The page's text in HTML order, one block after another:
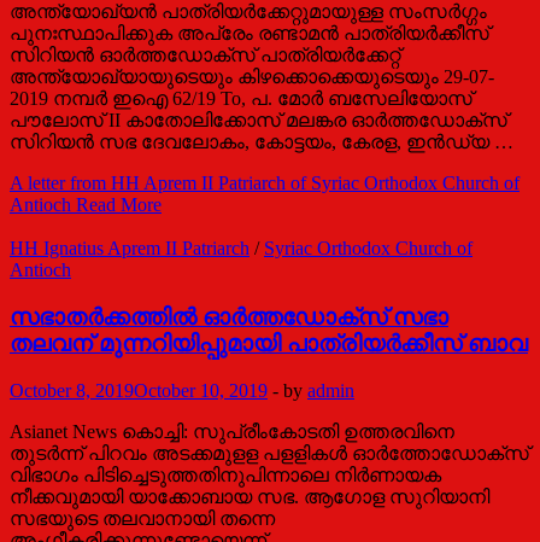
അന്ത്യോഖ്യന്‍ പാത്രിയര്‍ക്കേറ്റുമായുള്ള സംസര്‍ഗ്ഗം
പുനഃസ്ഥാപിക്കുക അപ്രേം രണ്ടാമന്‍ പാത്രിയര്‍ക്കീസ്
സിറിയന്‍ ഓര്‍ത്തഡോക്സ് പാത്രിയര്‍ക്കേറ്റ്
അന്ത്യോഖ്യായുടെയും കിഴക്കൊക്കെയുടെയും 29-07-
2019 നമ്പര്‍ ഇഐ 62/19 To, പ. മോര്‍ ബസേലിയോസ്
പൗലോസ് II കാതോലിക്കോസ് മലങ്കര ഓര്‍ത്തഡോക്സ്
സിറിയന്‍ സഭ ദേവലോകം, കോട്ടയം, കേരള, ഇന്‍ഡ്യ …
A letter from HH Aprem II Patriarch of Syriac Orthodox Church of
Antioch Read More
HH Ignatius Aprem II Patriarch / Syriac Orthodox Church of
Antioch
സഭാതർക്കത്തിൽ ഓർത്തഡോക്സ് സഭാ
തലവന് മുന്നറിയിപ്പുമായി പാത്രിയർക്കീസ് ബാവ
October 8, 2019October 10, 2019 - by admin
Asianet News കൊച്ചി: സുപ്രീംകോടതി ഉത്തരവിനെ
തുടർന്ന് പിറവം അടക്കമുളള പളളികൾ ഓർത്തോഡോക്സ്
വിഭാഗം പിടിച്ചെടുത്തതിനുപിന്നാലെ നി‍ർണായക
നീക്കവുമായി യാക്കോബായ സഭ. ആഗോള സുറിയാനി
സഭയുടെ തലവാനായി തന്നെ